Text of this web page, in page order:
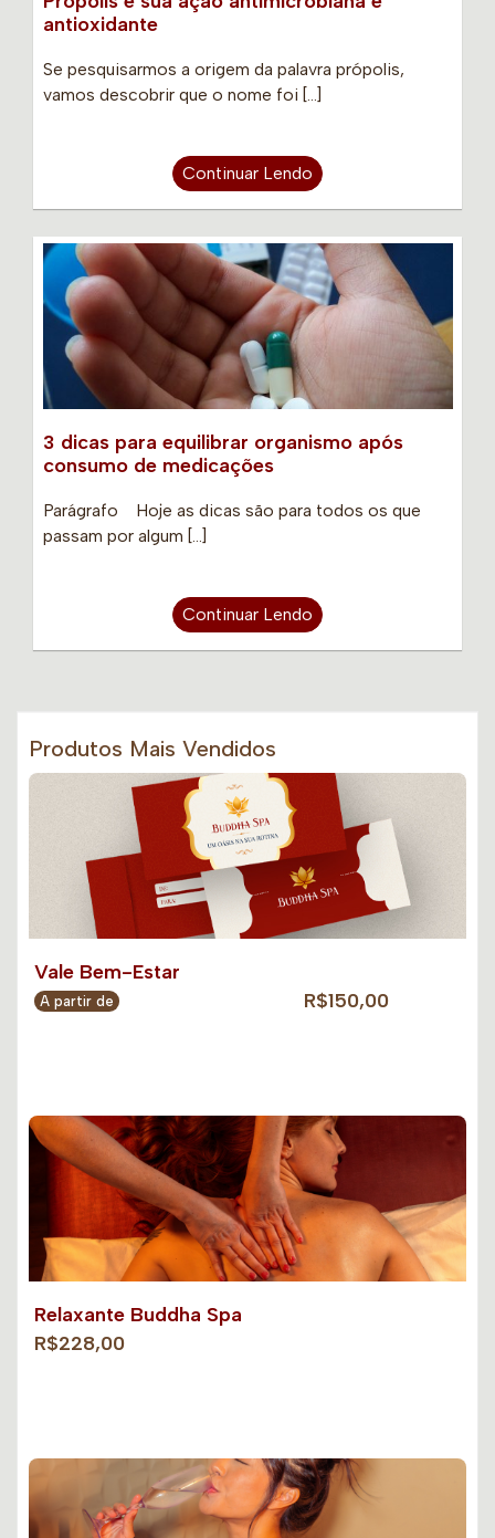
antioxidante
Se pesquisarmos a origem da palavra própolis,
vamos descobrir que o nome foi […]
Continuar Lendo
3 dicas para equilibrar organismo após
consumo de medicações
Parágrafo Hoje as dicas são para todos os que
passam por algum […]
Continuar Lendo
Produtos Mais Vendidos
Vale Bem-Estar
A partir de R$150,00
Relaxante Buddha Spa
R$228,00